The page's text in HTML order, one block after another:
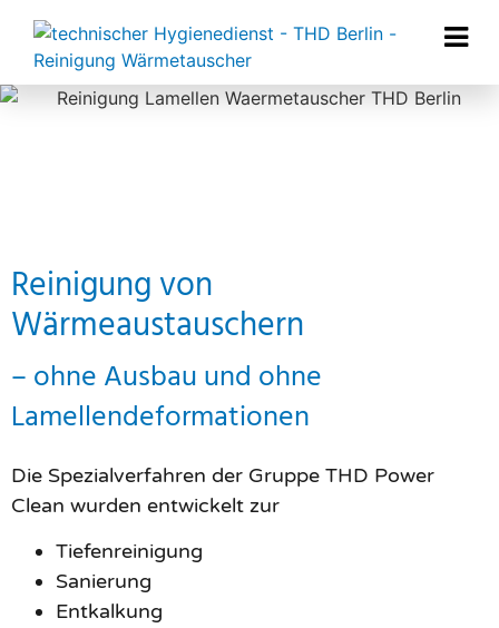
Reinigung von
Wärmeaustauschern
– ohne Ausbau und ohne
Lamellendeformationen
Die Spezialverfahren der Gruppe THD Power
Clean wurden entwickelt zur
Tiefenreinigung
Sanierung
Entkalkung